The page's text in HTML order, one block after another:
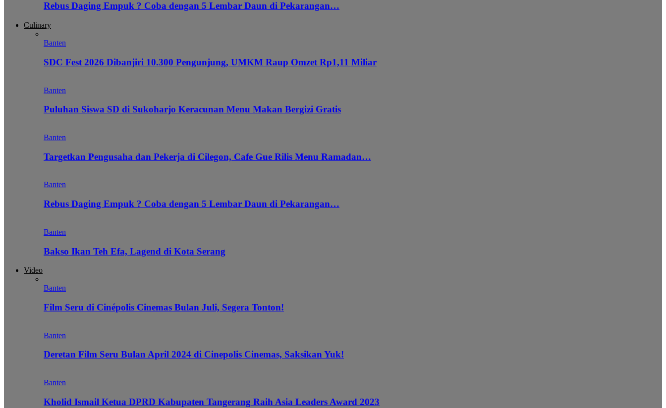
Rebus Daging Empuk ? Coba dengan 5 Lembar Daun di Pekarangan…
Culinary
Banten
SDC Fest 2026 Dibanjiri 10.300 Pengunjung, UMKM Raup Omzet Rp1,11 Miliar
Banten
Puluhan Siswa SD di Sukoharjo Keracunan Menu Makan Bergizi Gratis
Banten
Targetkan Pengusaha dan Pekerja di Cilegon, Cafe Gue Rilis Menu Ramadan…
Banten
Rebus Daging Empuk ? Coba dengan 5 Lembar Daun di Pekarangan…
Banten
Bakso Ikan Teh Efa, Lagend di Kota Serang
Video
Banten
Film Seru di Cinépolis Cinemas Bulan Juli, Segera Tonton!
Banten
Deretan Film Seru Bulan April 2024 di Cinepolis Cinemas, Saksikan Yuk!
Banten
Kholid Ismail Ketua DPRD Kabupaten Tangerang Raih Asia Leaders Award 2023